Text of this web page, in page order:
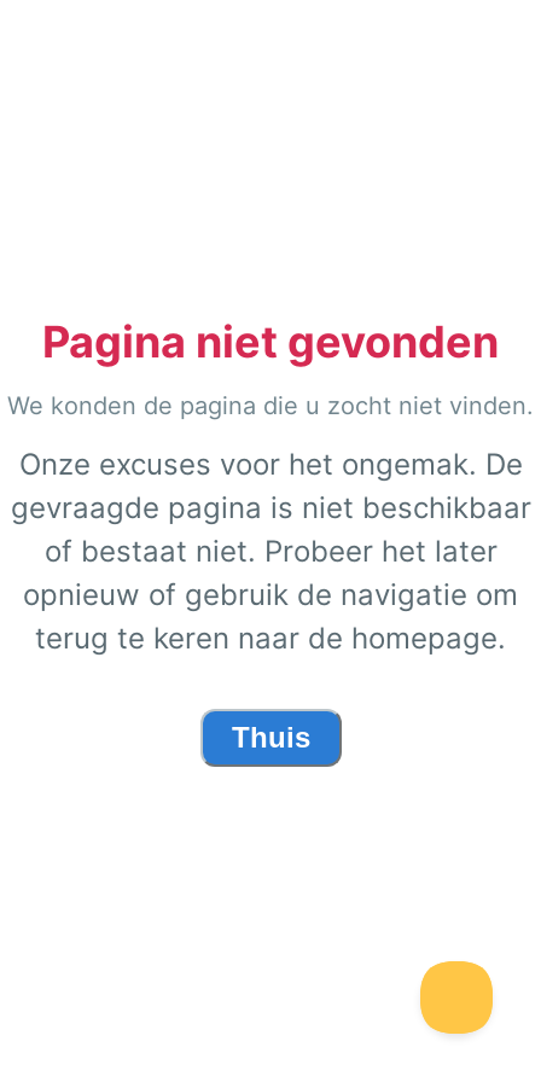
Pagina niet gevonden
We konden de pagina die u zocht niet vinden.
Onze excuses voor het ongemak. De
gevraagde pagina is niet beschikbaar
of bestaat niet. Probeer het later
opnieuw of gebruik de navigatie om
terug te keren naar de homepage.
Thuis